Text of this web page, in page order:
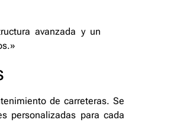
avanzada y un
de carreteras. Se
personalizadas para cada